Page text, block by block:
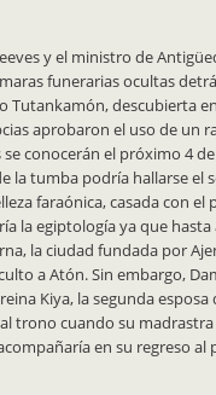
y el ministro de
funerarias ocultas
Tutankamón, descubierta
aprobaron el uso de un
conocerán el próximo 4
la tumba podría hallarse el
faraónica, casada con el
la egiptología ya que hasta
la ciudad fundada por
a Atón. Sin embargo,
Kiya, la segunda
trono cuando su
en su regreso al